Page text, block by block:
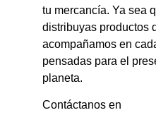
tu mercancía. Ya sea
distribuyas productos
acompañamos en
pensadas para el
planeta.
Contáctanos en